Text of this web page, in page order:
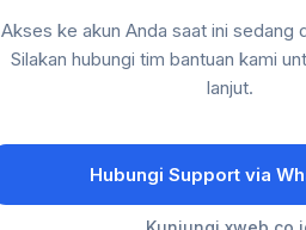
Akses ke akun Anda saat ini sedang
Silakan hubungi tim bantuan kami
lanjut.
Hubungi Support via